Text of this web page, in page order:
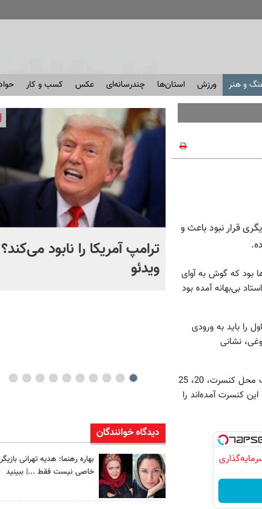
و هنر ورزش استان‌ها چندرسانه‌ای عکس کسب و کار
قرار نبود باعث و
بود که گوش به آوای
بی‌بهانه آمده بود
باید به ورودی
نشانی
این موضوع را بلندگوهای کاخ چندبار به همه یادآوری می‌کنند. این بلیت‌ها بسته به جاهای مختلف محل کنسرت، 20، 25
کنسرت آمده‌اند را
بده! سرمایه‌گذاری
بار؛ واکنش
به رد صلاحیت
ترامپ آمریکا را نابود
ویدئو
دیدگاه خوانندگان
بهاره رهنما: هدیه تهرانی بازیگر
خاصی نیست فقط ...|‌ ببینید